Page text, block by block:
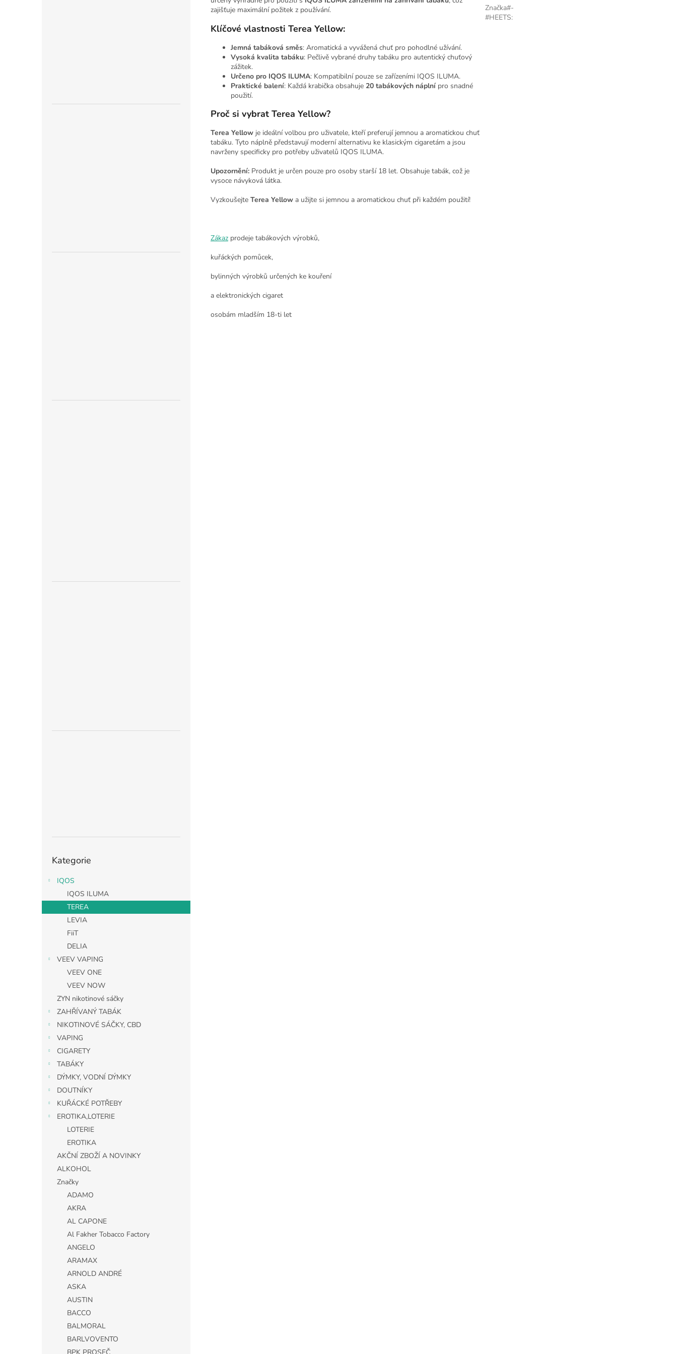
kategorie
Kategorie
IQOS
IQOS ILUMA
TEREA
LEVIA
FiiT
DELIA
VEEV VAPING
VEEV ONE
VEEV NOW
ZYN nikotinové sáčky
ZAHŘÍVANÝ TABÁK
NIKOTINOVÉ SÁČKY, CBD
VAPING
CIGARETY
TABÁKY
DÝMKY, VODNÍ DÝMKY
DOUTNÍKY
KUŘÁCKÉ POTŘEBY
EROTIKA,LOTERIE
LOTERIE
EROTIKA
AKČNÍ ZBOŽÍ A NOVINKY
ALKOHOL
Značky
ADAMO
AKRA
AL CAPONE
Al Fakher Tobacco Factory
ANGELO
ARAMAX
ARNOLD ANDRÉ
ASKA
AUSTIN
BACCO
BALMORAL
BARLVOVENTO
BPK PROSEČ
zajišťuje maximální požitek z používání.
Klíčové vlastnosti Terea Yellow:
Jemná tabáková směs: Aromatická a vyvážená chuť pro pohodlné užívání.
Vysoká kvalita tabáku: Pečlivě vybrané druhy tabáku pro autentický chuťový
zážitek.
Určeno pro IQOS ILUMA: Kompatibilní pouze se zařízeními IQOS ILUMA.
Praktické balení: Každá krabička obsahuje 20 tabákových náplní pro snadné
použití.
Proč si vybrat Terea Yellow?
Terea Yellow je ideální volbou pro uživatele, kteří preferují jemnou a aromatickou chuť
tabáku. Tyto náplně představují moderní alternativu ke klasickým cigaretám a jsou
navrženy specificky pro potřeby uživatelů IQOS ILUMA.
Upozornění: Produkt je určen pouze pro osoby starší 18 let. Obsahuje tabák, což je
vysoce návyková látka.
Vyzkoušejte Terea Yellow a užijte si jemnou a aromatickou chuť při každém použití!
Zákaz prodeje tabákových výrobků,
kuřáckých pomůcek,
bylinných výrobků určených ke kouření
a elektronických cigaret
osobám mladším 18-ti let
Značka#-
#HEETS: